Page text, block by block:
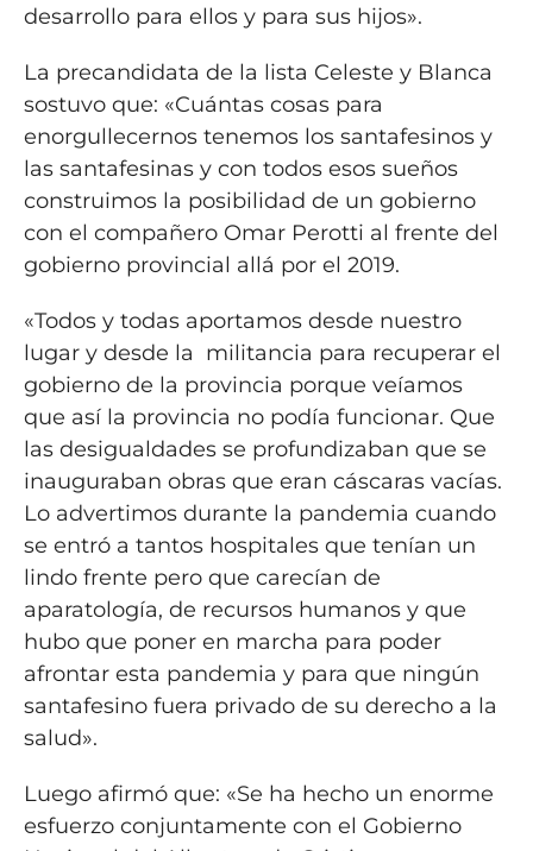
desarrollo para ellos y para sus hijos».
La precandidata de la lista Celeste y Blanca
sostuvo que: «Cuántas cosas para
enorgullecernos tenemos los santafesinos y
las santafesinas y con todos esos sueños
construimos la posibilidad de un gobierno
con el compañero Omar Perotti al frente del
gobierno provincial allá por el 2019.
«Todos y todas aportamos desde nuestro
lugar y desde la militancia para recuperar el
gobierno de la provincia porque veíamos
que así la provincia no podía funcionar. Que
las desigualdades se profundizaban que se
inauguraban obras que eran cáscaras vacías.
Lo advertimos durante la pandemia cuando
se entró a tantos hospitales que tenían un
lindo frente pero que carecían de
aparatología, de recursos humanos y que
hubo que poner en marcha para poder
afrontar esta pandemia y para que ningún
santafesino fuera privado de su derecho a la
salud».
Luego afirmó que: «Se ha hecho un enorme
esfuerzo conjuntamente con el Gobierno